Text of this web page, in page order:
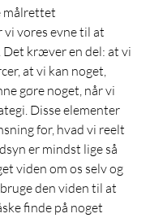
målrettet
vi vores evne til at
kræver en del: at vi
at vi kan noget,
gøre noget, når vi
Disse elementer
for, hvad vi reelt
er mindst lige så
viden om os selv og
den viden til at
finde på noget